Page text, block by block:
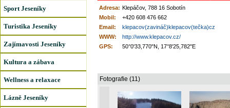
Sport Jeseníky
Turistika Jeseníky
Zajímavosti Jeseníky
Kultura a zábava
Wellness a relaxace
Lázně Jeseníky
Adresa: Klepáčov, 788 16 Sobotín
Mobil:
+420 608 476 662
Email:
klepacov(zavináč)klepacov(tečka)cz
WWW:
http://www.klepacov.cz/
GPS:
50°0'33,770"N, 17°8'25,782"E
Fotografie (11)